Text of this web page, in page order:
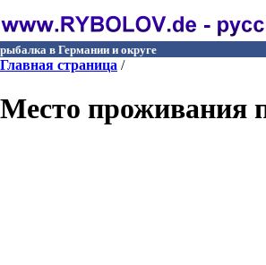
рыбалка в Германии и округе
Главная страница /
Место проживания